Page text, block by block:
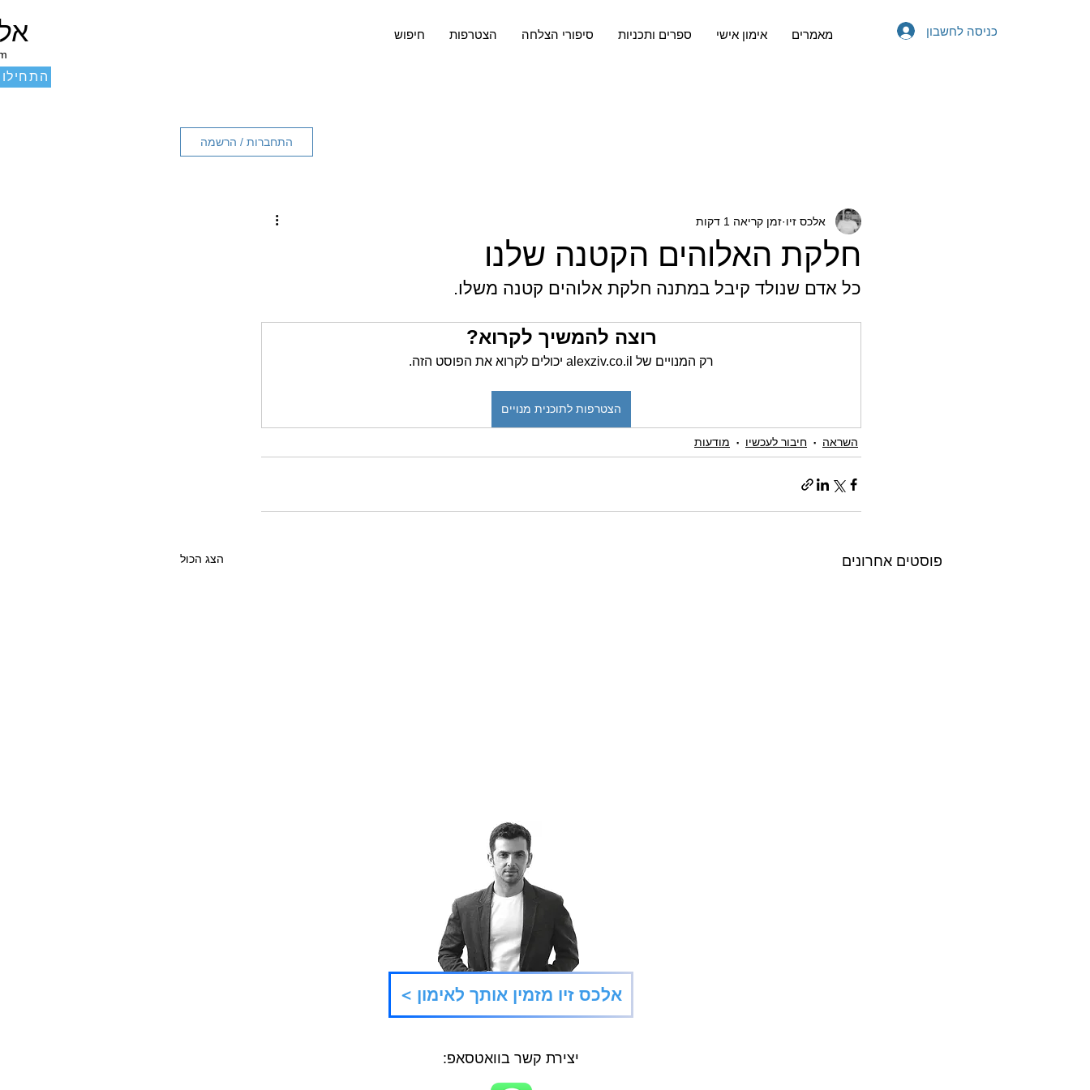
חיפוש הצטרפות סיפורי הצלחה ספרים ותכניות אימון אישי מאמרים כניסה לחשבון
התחילו
התחברות / הרשמה
חלקת האלוהים הקטנה שלנו
אלכס זיו זמן קריאה 1 דקות
כל אדם שנולד קיבל במתנה חלקת אלוהים קטנה משלו.
רוצה להמשיך לקרוא?
רק המנויים של alexziv.co.il יכולים לקרוא את הפוסט הזה.
הצטרפות לתוכנית מנויים
השראה חיבור לעכשיו מודעות
פוסטים אחרונים הצג הכול
< אלכס זיו מזמין אותך לאימון
יצירת קשר בוואטסאפ: